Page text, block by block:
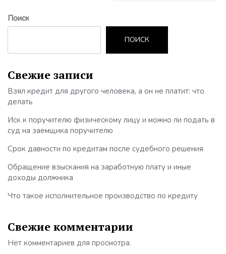
Поиск
ПОИСК
Свежие записи
Взял кредит для другого человека, а он не платит: что
делать
Иск к поручителю физическому лицу и можно ли подать в
суд на заемщика поручителю
Срок давности по кредитам после судебного решения
Обращение взыскания на заработную плату и иные
доходы должника
Что такое исполнительное производство по кредиту
Свежие комментарии
Нет комментариев для просмотра.